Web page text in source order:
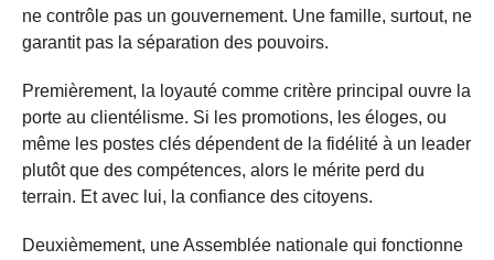
ne contrôle pas un gouvernement. Une famille, surtout, ne
garantit pas la séparation des pouvoirs.
Premièrement, la loyauté comme critère principal ouvre la
porte au clientélisme. Si les promotions, les éloges, ou
même les postes clés dépendent de la fidélité à un leader
plutôt que des compétences, alors le mérite perd du
terrain. Et avec lui, la confiance des citoyens.
Deuxièmement, une Assemblée nationale qui fonctionne